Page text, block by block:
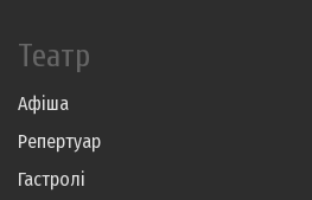
Театр
Афіша
Репертуар
Гастролі